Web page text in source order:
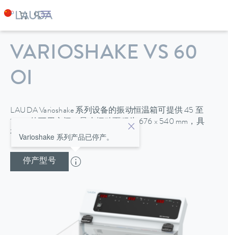
VARIOSHAKE VS 60
OI
LAUDA Varioshake 系列设备的振动恒温箱可提供 45 至
150 L 的可用空间，最大振动面积为 676 x 540 mm，具
有 ±0.2 K 的出色温度稳定性。
停产型号
Varioshake 系列产品已停产。